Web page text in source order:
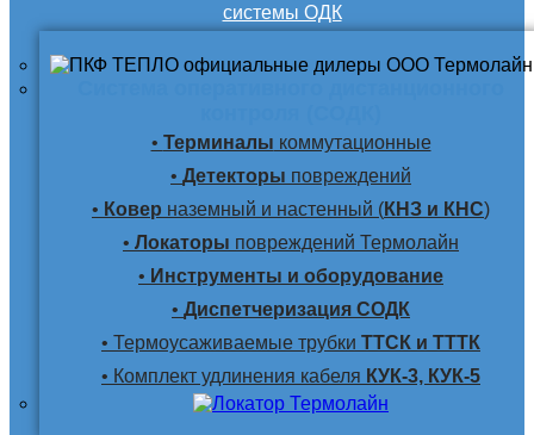
системы ОДК
• Терминалы коммутационные
• Детекторы повреждений
• Ковер наземный и настенный (КНЗ и КНС)
• Локаторы повреждений Термолайн
• Инструменты и оборудование
• Диспетчеризация СОДК
• Термоусаживаемые трубки ТТСК и ТТТК
• Комплект удлинения кабеля КУК-3, КУК-5